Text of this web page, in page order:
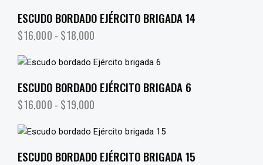
ESCUDO BORDADO EJÉRCITO BRIGADA 14
$16,000 - $18,000
ESCUDO BORDADO EJÉRCITO BRIGADA 6
$16,000 - $19,000
ESCUDO BORDADO EJÉRCITO BRIGADA 15